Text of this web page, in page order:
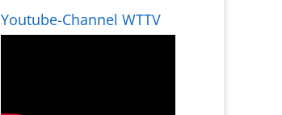
Youtube-Channel WTTV